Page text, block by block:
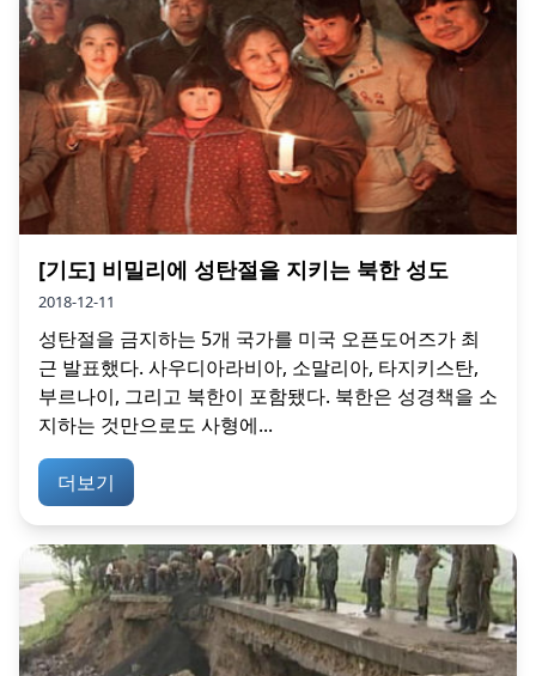
[기도] 비밀리에 성탄절을 지키는 북한 성도
2018-12-11
성탄절을 금지하는 5개 국가를 미국 오픈도어즈가 최
근 발표했다. 사우디아라비아, 소말리아, 타지키스탄,
부르나이, 그리고 북한이 포함됐다. 북한은 성경책을 소
지하는 것만으로도 사형에...
더보기